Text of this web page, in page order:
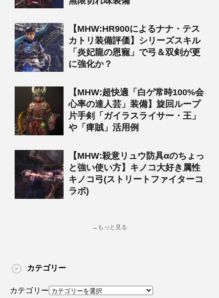
【MHW:HR900によるナナ・テス
カトリ装備評価】シリーズスキル
「炎妃龍の恩寵」で弓＆双剣が更
に強化か？
【MHW:超快適「白ゲ常時100%会
心率の達人芸」装備】旋回ループ
片手剣「ガイラスライサー・王」
や「痺賊」活用例
【MHW:殺意リュウ防具αのちょっ
と強い使い方】キノコ大好き属性
キノコ弓(ストリートファイターコ
ラボ)
→もっと見る
カテゴリー
カテゴリー